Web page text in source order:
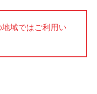
域ではご利用い